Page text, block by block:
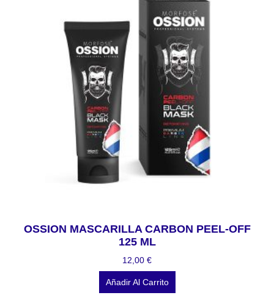
OSSION MASCARILLA CARBON PEEL-OFF
125 ML
12,00 €
Añadir Al Carrito